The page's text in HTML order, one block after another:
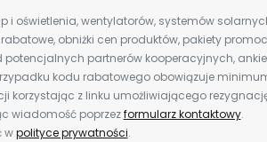
i oświetlenia, wentylatorów, systemów
obniżki cen produktów, pakiety
potencjalnych partnerów kooperacyjnych,
kodu rabatowego obowiązuje
korzystając z linku umożliwiającego
wiadomość poprzezformularz kontaktowy.
wpolityce prywatności.